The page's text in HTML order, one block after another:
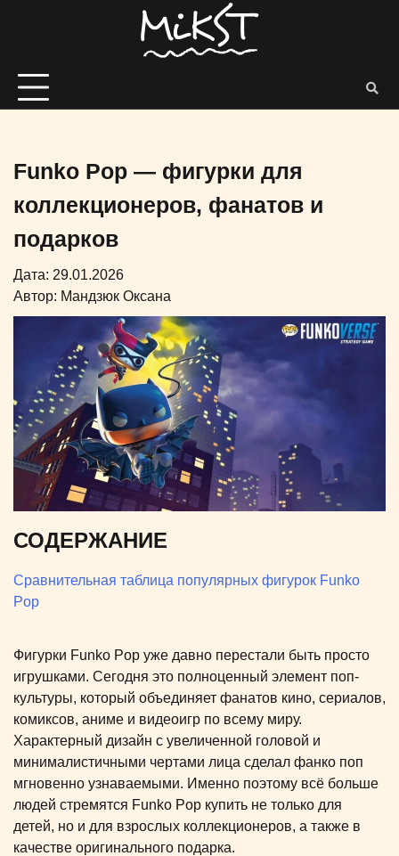
Funko Pop — фигурки для
коллекционеров, фанатов и
подарков
Дата: 29.01.2026
Автор: Мандзюк Оксана
СОДЕРЖАНИЕ
Сравнительная таблица популярных фигурок Funko
Pop
Фигурки Funko Pop уже давно перестали быть просто
игрушками. Сегодня это полноценный элемент поп-
культуры, который объединяет фанатов кино, сериалов,
комиксов, аниме и видеоигр по всему миру.
Характерный дизайн с увеличенной головой и
минималистичными чертами лица сделал фанко поп
мгновенно узнаваемыми. Именно поэтому всё больше
людей стремятся Funko Pop купить не только для
детей, но и для взрослых коллекционеров, а также в
качестве оригинального подарка.